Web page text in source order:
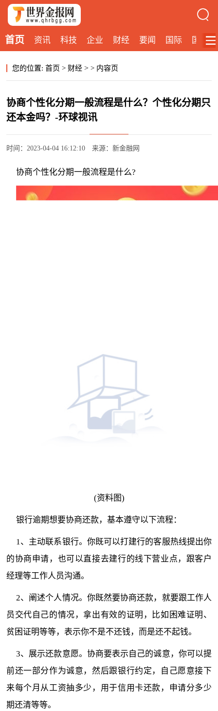
首页 资讯 科技 企业 财经 要闻 国际 国内
您的位置: 首页 > 财经 > > 内容页
协商个性化分期一般流程是什么？个性化分期只
还本金吗？-环球视讯
时间：2023-04-04 16:12:10 来源：新金融网
协商个性化分期一般流程是什么?
(资料图)
银行逾期想要协商还款，基本遵守以下流程：
1、主动联系银行。你既可以打建行的客服热线提出你
的协商申请，也可以直接去建行的线下营业点，跟客户
经理等工作人员沟通。
2、阐述个人情况。你既然要协商还款，就要跟工作人
员交代自己的情况，拿出有效的证明，比如困难证明、
贫困证明等等，表示你不是不还钱，而是还不起钱。
3、展示还款意愿。协商要表示自己的诚意，你可以提
前还一部分作为诚意，然后跟银行约定，自己愿意接下
来每个月从工资抽多少，用于信用卡还款，申请分多少
期还清等等。